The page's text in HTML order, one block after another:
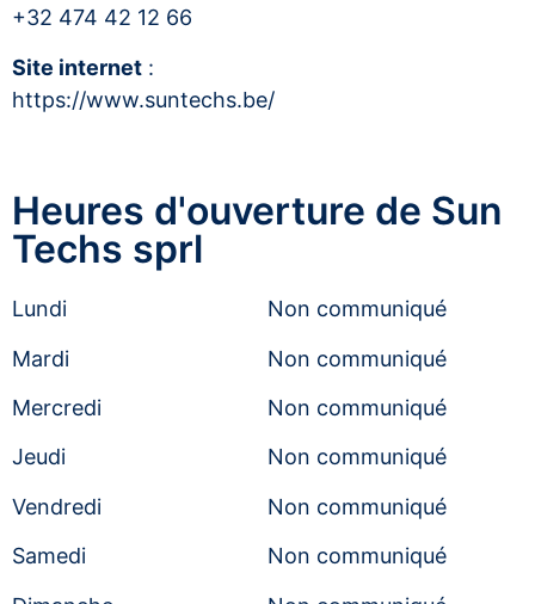
+32 474 42 12 66
Site internet :
https://www.suntechs.be/
Heures d'ouverture de Sun
Techs sprl
Lundi
Non communiqué
Mardi
Non communiqué
Mercredi
Non communiqué
Jeudi
Non communiqué
Vendredi
Non communiqué
Samedi
Non communiqué